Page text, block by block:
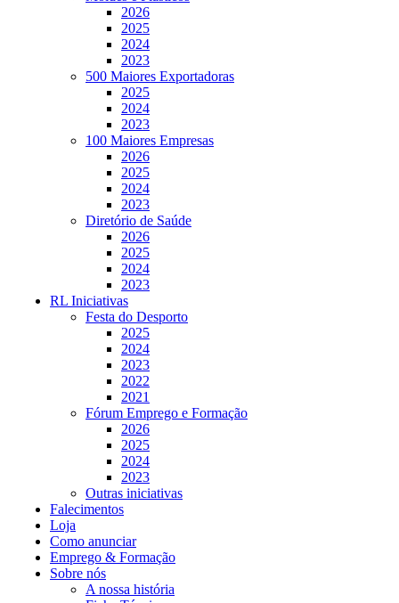
2026
2025
2024
2023
500 Maiores Exportadoras
2025
2024
2023
100 Maiores Empresas
2026
2025
2024
2023
Diretório de Saúde
2026
2025
2024
2023
RL Iniciativas
Festa do Desporto
2025
2024
2023
2022
2021
Fórum Emprego e Formação
2026
2025
2024
2023
Outras iniciativas
Falecimentos
Loja
Como anunciar
Emprego & Formação
Sobre nós
A nossa história